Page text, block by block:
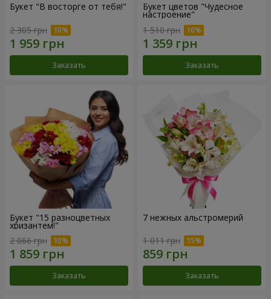
Букет "В восторге от тебя!"
2 305 грн
Заказать
Букет цветов "Чудесное
настроение"
1 510 грн
Заказать
Букет "15 разноцветных
хризантем!"
2 066 грн
Заказать
7 нежных альстромерий
1 011 грн
Заказать